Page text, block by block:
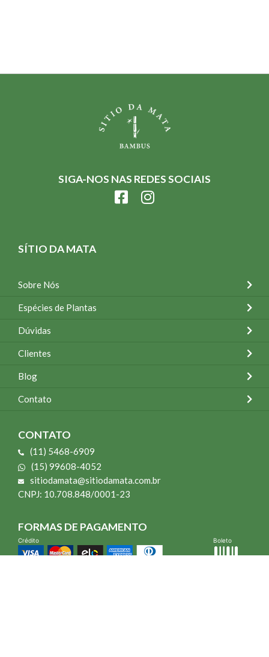
SIGA-NOS NAS REDES SOCIAIS
SÍTIO DA MATA
Sobre Nós
Espécies de Plantas
Dúvidas
Clientes
Blog
Contato
CONTATO
(11) 5468-6909
(15) 99608-4052
sitiodamata@sitiodamata.com.br
CNPJ: 10.708.848/0001-23
FORMAS DE PAGAMENTO
Crédito Boleto